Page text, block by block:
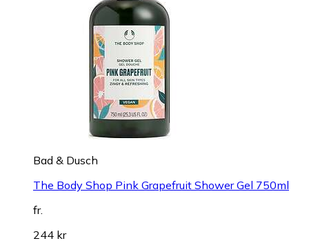
Bad & Dusch
The Body Shop Pink Grapefruit Shower Gel 750ml
fr.
244 kr